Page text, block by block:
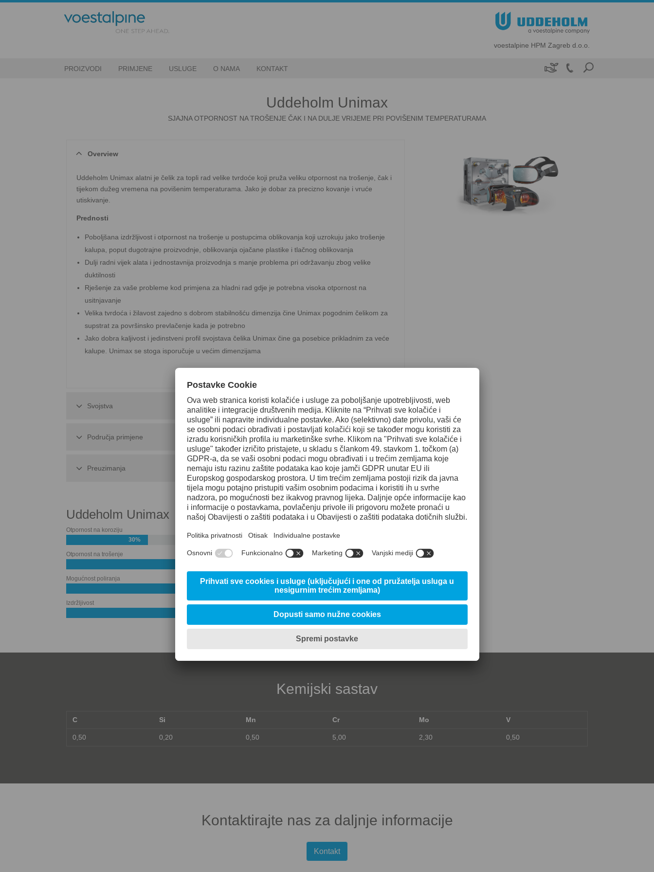
voestalpine HPM Zagreb d.o.o.
PROIZVODI PRIMJENE USLUGE O NAMA KONTAKT 
Uddeholm Unimax
SJAJNA OTPORNOST NA TROŠENJE ČAK I NA DULJE VRIJEME PRI POVIŠENIM TEMPERATURAMA
Overview
Uddeholm Unimax alatni je čelik za topli rad velike tvrdoće koji pruža veliku otpornost na trošenje, čak i
tijekom dužeg vremena na povišenim temperaturama. Jako je dobar za precizno kovanje i vruće
utiskivanje.
Prednosti
Poboljšana izdržljivost i otpornost na trošenje u postupcima oblikovanja koji uzrokuju jako trošenje
kalupa, poput dugotrajne proizvodnje, oblikovanja ojačane plastike i tlačnog oblikovanja
Dulji radni vijek alata i jednostavnija proizvodnja s manje problema pri održavanju zbog velike
duktilnosti
Rješenje za vaše probleme kod primjena za hladni rad gdje je potrebna visoka otpornost na
usitnjavanje
Velika tvrdoća i žilavost zajedno s dobrom stabilnošću dimenzija čine Unimax pogodnim čelikom za
supstrat za površinsko prevlačenje kada je potrebno
Jako dobra kaljivost i jedinstveni profil svojstava čelika Unimax čine ga posebice prikladnim za veće
kalupe. Unimax se stoga isporučuje u većim dimenzijama
Svojstva
Područja primjene
Preuzimanja
Uddeholm Unimax
Otpornost na koroziju
30%
Otpornost na trošenje
Mogućnost poliranja
Izdržljivost
Kemijski sastav
C Si Mn Cr Mo V
0,50 0,20 0,50 5,00 2,30 0,50
Kontaktirajte nas za daljnje informacije
Kontakt